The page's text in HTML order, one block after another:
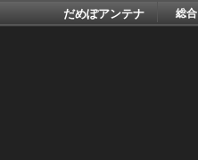
だめぽアンテナ 総合